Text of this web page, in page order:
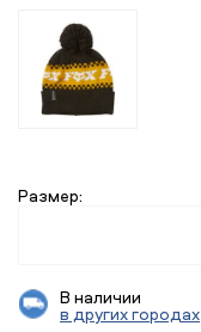
Размер:
В наличии
в других городах